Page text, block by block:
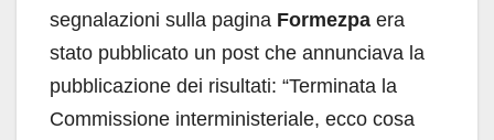
segnalazioni sulla pagina Formezpa era
stato pubblicato un post che annunciava la
pubblicazione dei risultati: “Terminata la
Commissione interministeriale, ecco cosa